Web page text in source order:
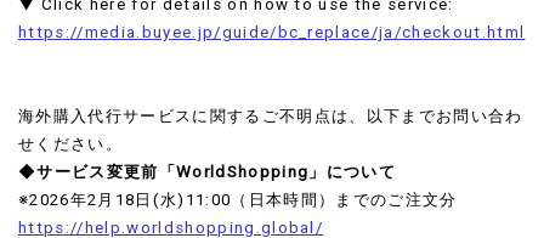
▼ Click here for details on how to use the service:
https://media.buyee.jp/guide/bc_replace/ja/checkout.html
海外購入代行サービスに関するご不明点は、以下までお問い合わ
せください。
◆サービス変更前「WorldShopping」について
※2026年2月18日(水)11:00（日本時間）までのご注文分
https://help.worldshopping.global/